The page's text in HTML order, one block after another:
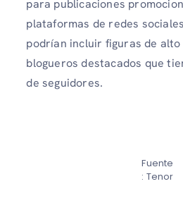
para publicaciones
plataformas de redes
podrían incluir figuras de
blogueros destacados que
de seguidores.
Fuente
: Tenor